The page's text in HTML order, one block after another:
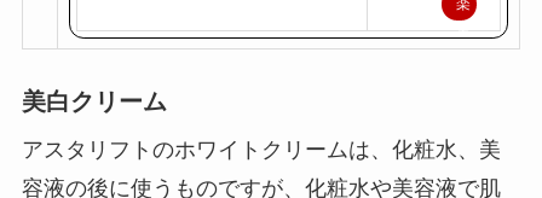
楽
入
アスタリフトのホワイトクリームは、化粧水、美